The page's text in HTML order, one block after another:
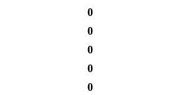
0
0
0
0
0